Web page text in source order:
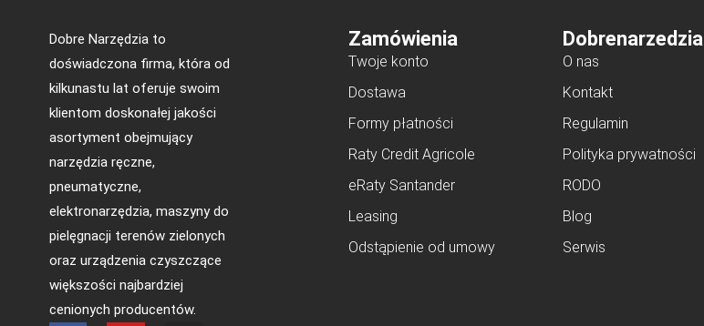
Dobre Narzędzia to
doświadczona firma, która od
kilkunastu lat oferuje swoim
klientom doskonałej jakości
asortyment obejmujący
narzędzia ręczne,
pneumatyczne,
elektronarzędzia, maszyny do
pielęgnacji terenów zielonych
oraz urządzenia czyszczące
większości najbardziej
cenionych producentów.
Zamówienia
Twoje konto
Dostawa
Formy płatności
Raty Credit Agricole
eRaty Santander
Leasing
Odstąpienie od umowy
Dobrenarzedzia
O nas
Kontakt
Regulamin
Polityka prywatności
RODO
Blog
Serwis